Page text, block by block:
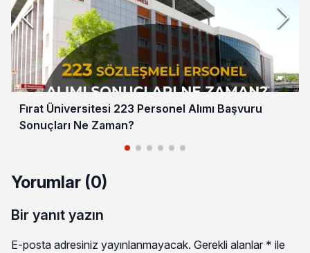
Fırat Üniversitesi 223 Personel Alımı Başvuru
Sonuçları Ne Zaman?
Yorumlar (0)
Bir yanıt yazın
E-posta adresiniz yayınlanmayacak. Gerekli alanlar * ile